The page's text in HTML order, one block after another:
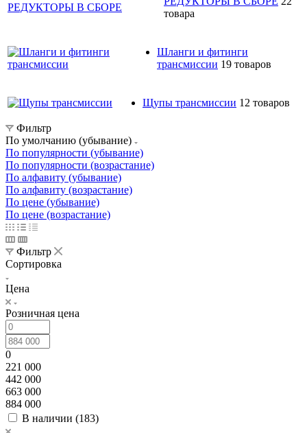
товара
Шланги и фитинги
трансмиссии 19 товаров
Щупы трансмиссии 12 товаров
Фильтр
По умолчанию (убывание)
По популярности (убывание)
По популярности (возрастание)
По алфавиту (убывание)
По алфавиту (возрастание)
По цене (убывание)
По цене (возрастание)
Фильтр
Сортировка
Цена
Розничная цена
0
221 000
442 000
663 000
884 000
В наличии (183)